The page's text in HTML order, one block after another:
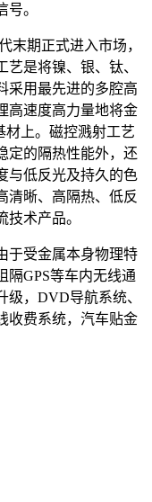
。
末期正式进入市场，
是将镍、银、钛、
采用最先进的多腔高
高速度高力量地将金
材上。磁控溅射工艺
定的隔热性能外，还
与低反光及持久的色
清晰、高隔热、低反
术产品。
于受金属本身物理特
隔GPS等车内无线通
级，DVD导航系统、
收费系统，汽车贴金